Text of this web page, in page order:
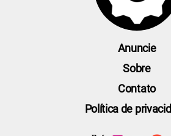
Anuncie
Sobre
Contato
Política de